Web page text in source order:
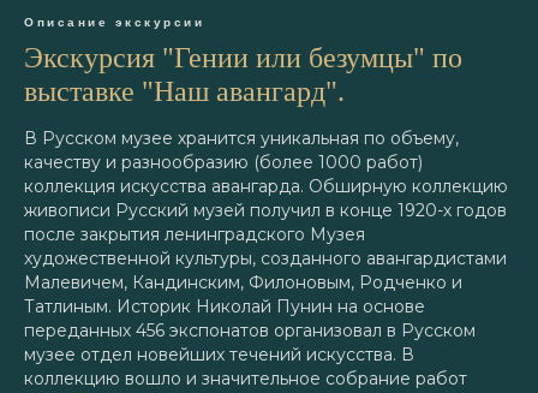
Описание экскурсии
Экскурсия "Гении или безумцы" по
выставке "Наш авангард".
В Русском музее хранится уникальная по объему,
качеству и разнообразию (более 1000 работ)
коллекция искусства авангарда. Обширную коллекцию
живописи Русский музей получил в конце 1920-х годов
после закрытия ленинградского Музея
художественной культуры, созданного авангардистами
Малевичем, Кандинским, Филоновым, Родченко и
Татлиным. Историк Николай Пунин на основе
переданных 456 экспонатов организовал в Русском
музее отдел новейших течений искусства. В
коллекцию вошло и значительное собрание работ